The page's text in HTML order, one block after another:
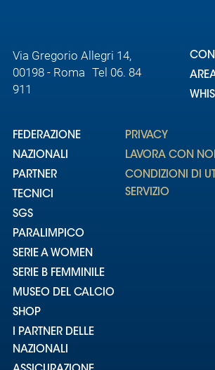
Via Gregorio Allegri 14,
00198 - Roma Tel 06. 84
911
FEDERAZIONE
NAZIONALI
PARTNER
TECNICI
SGS
PARALIMPICO
SERIE A WOMEN
SERIE B FEMMINILE
MUSEO DEL CALCIO
SHOP
I PARTNER DELLE
NAZIONALI
PRIVACY
LAVORA CON NOI
CONDIZIONI DI
SERVIZIO